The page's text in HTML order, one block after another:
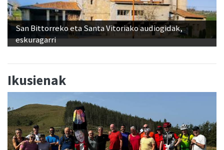
San Bittorreko eta Santa Vitoriako audiogidak,
eskuragarri